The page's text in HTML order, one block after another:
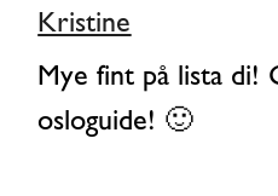
Kristine
Mye fint på lista di! Gleder meg til
osloguide! 🙂